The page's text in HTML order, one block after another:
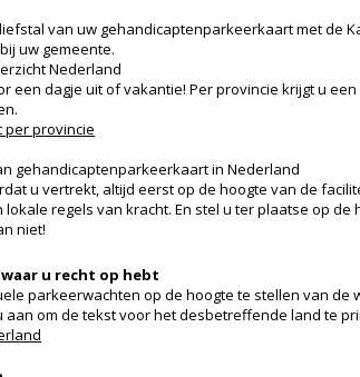
van uw gehandicaptenparkeerkaart met de
uw gemeente.
Nederland
een dagje uit of vakantie! Per provincie krijgt u
per provincie
gehandicaptenparkeerkaart in Nederland
u vertrekt, altijd eerst op de hoogte van de
lokale regels van kracht. En stel u ter plaatse op
niet!
u recht op hebt
parkeerwachten op de hoogte te stellen van
aan om de tekst voor het desbetreffende land te